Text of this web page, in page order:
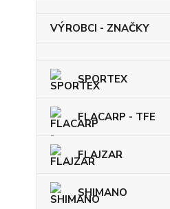
VÝROBCI - ZNAČKY
SPORTEX
FLACARP - TFE
FLAJZAR
SHIMANO